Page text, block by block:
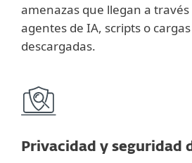
amenazas que llegan a
agentes de IA, scripts o
descargadas.
Privacidad y seguridad